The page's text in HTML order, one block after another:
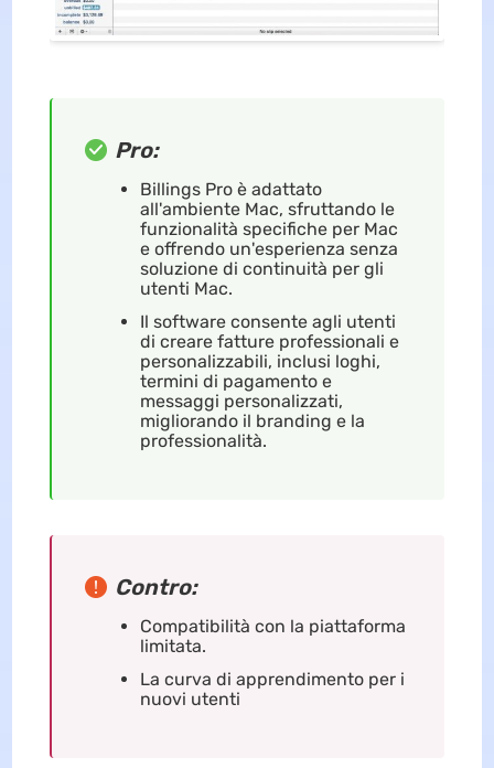
Pro:
Billings Pro è adattato
all'ambiente Mac, sfruttando le
funzionalità specifiche per Mac
e offrendo un'esperienza senza
soluzione di continuità per gli
utenti Mac.
Il software consente agli utenti
di creare fatture professionali e
personalizzabili, inclusi loghi,
termini di pagamento e
messaggi personalizzati,
migliorando il branding e la
professionalità.
Contro:
Compatibilità con la piattaforma
limitata.
La curva di apprendimento per i
nuovi utenti